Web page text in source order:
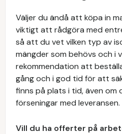
Väljer du ändå att köpa in
viktigt att rådgöra med
så att du vet vilken typ av
mängder som behövs och i
rekommendation att
gång och i god tid för att
finns på plats i tid, även om
förseningar med leveransen.
Vill du ha offerter på